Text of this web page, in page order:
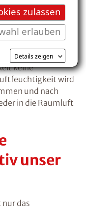
zulassen
erlauben
Details zeigen
aufgrund
keine
wird
und nach
in die Raumluft
unser
das